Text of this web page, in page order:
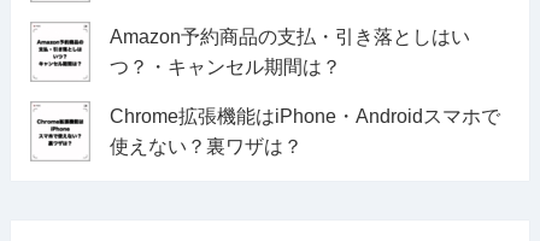
Amazon予約商品の支払・引き落としはい
つ？・キャンセル期間は？
Chrome拡張機能はiPhone・Androidスマホで
使えない？裏ワザは？